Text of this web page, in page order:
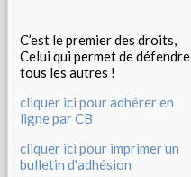
C’est le premier des droits,
Celui qui permet de défendre
tous les autres !
cliquer ici pour adhérer en
ligne par CB
cliquer ici pour imprimer un
bulletin d'adhésion